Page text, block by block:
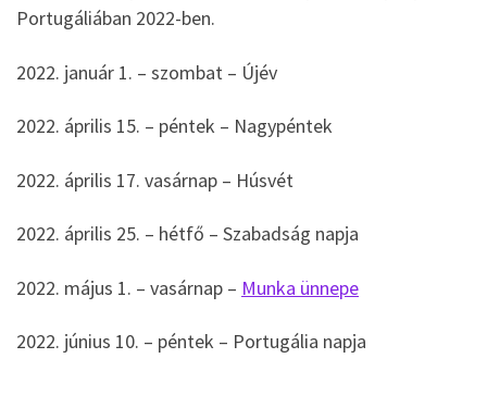
Portugáliában 2022-ben.
2022. január 1. – szombat – Újév
2022. április 15. – péntek – Nagypéntek
2022. április 17. vasárnap – Húsvét
2022. április 25. – hétfő – Szabadság napja
2022. május 1. – vasárnap – Munka ünnepe
2022. június 10. – péntek – Portugália napja